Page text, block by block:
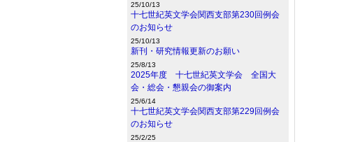
25/10/13
十七世紀英文学会関西支部第230回例会
のお知らせ
25/10/13
新刊・研究情報更新のお願い
25/8/13
2025年度 十七世紀英文学会 全国大
会・総会・懇親会の御案内
25/6/14
十七世紀英文学会関西支部第229回例会
のお知らせ
25/2/25